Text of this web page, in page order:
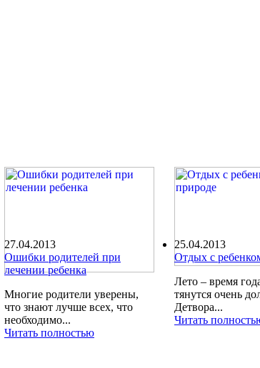
27.04.2013
Ошибки родителей при
лечении ребенка
Многие родители уверены,
что знают лучше всех, что
необходимо...
Читать полностью
25.04.2013
Отдых с
Лето – время
тянутся очень
Детвора...
Читать